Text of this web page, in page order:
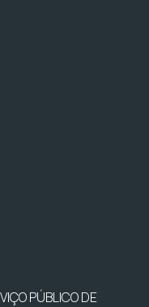
PÚBLICO DE